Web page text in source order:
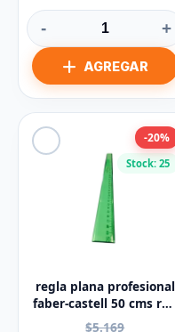
- +
Stock: 25
-20%
regla plana profesional
faber-castell 50 cms ref:
814
$5.169